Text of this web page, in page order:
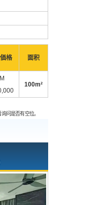
格 面积
100m²
问是否有空位。